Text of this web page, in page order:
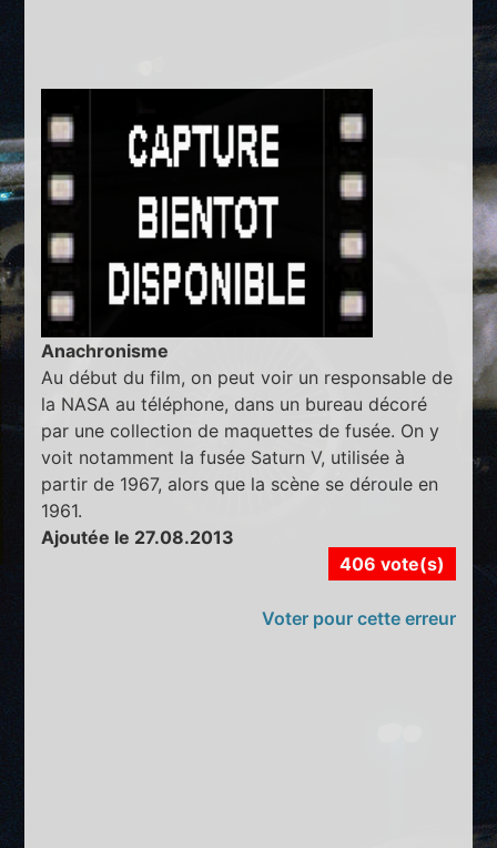
Anachronisme
Au début du film, on peut voir un responsable de
la NASA au téléphone, dans un bureau décoré
par une collection de maquettes de fusée. On y
voit notamment la fusée Saturn V, utilisée à
partir de 1967, alors que la scène se déroule en
1961.
Ajoutée le 27.08.2013
406 vote(s)
Voter pour cette erreur